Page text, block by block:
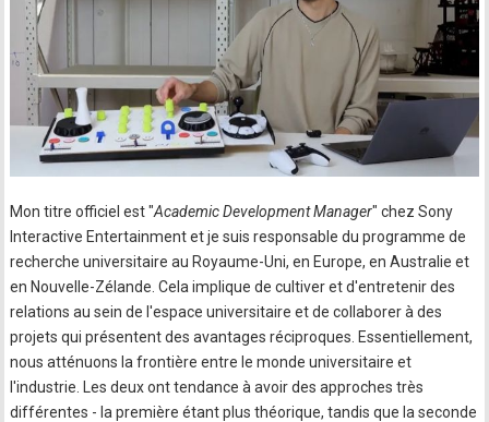
Mon titre officiel est "Academic Development Manager" chez Sony
Interactive Entertainment et je suis responsable du programme de
recherche universitaire au Royaume-Uni, en Europe, en Australie et
en Nouvelle-Zélande. Cela implique de cultiver et d'entretenir des
relations au sein de l'espace universitaire et de collaborer à des
projets qui présentent des avantages réciproques. Essentiellement,
nous atténuons la frontière entre le monde universitaire et
l'industrie. Les deux ont tendance à avoir des approches très
différentes - la première étant plus théorique, tandis que la seconde